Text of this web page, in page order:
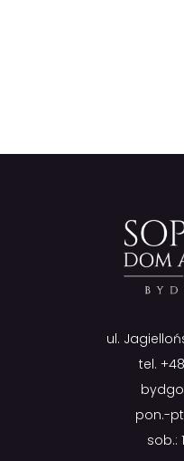
ul.
tel.
pon.-
sob.: